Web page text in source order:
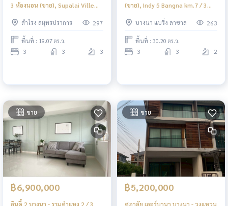
3 ห้องนอน (ขาย), Supalai Ville
Bedrooms (FOR SALE) YOK102
สำโรง สมุทรปราการ 297
พื้นที่ : 19.07 ตร.ว.
3 3 3
(ขาย), Indy 5 Bangna km.7 / 3
บางนา แบริ่ง ลาซาล
263
พื้นที่ : 30.20 ตร.ว.
3 3 2
ขาย
฿6,900,000
อินดี้ 2 บางนา - รามคำแหง 2 / 3
ขาย
฿5,200,000
ศุภาลัย เออร์บานา บางนา - วงแหวน